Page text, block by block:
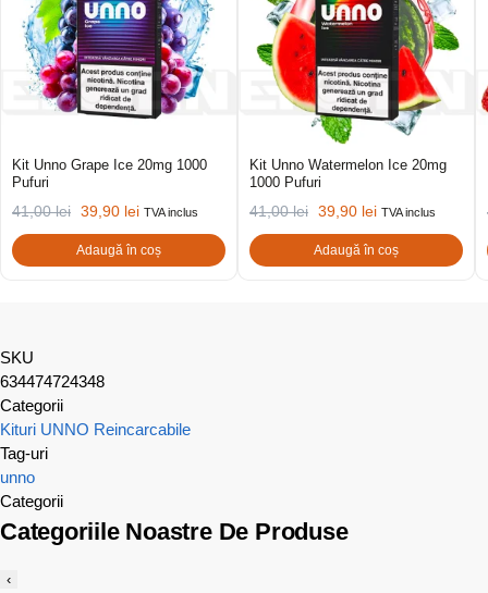
Kit Unno Grape Ice 20mg 1000
Pufuri
41,00lei 39,90 lei TVA inclus
Adaugă în coș
Kit Unno Watermelon Ice 20mg
1000 Pufuri
41,00lei 39,90 lei TVA inclus
Adaugă în coș
SKU
634474724348
Categorii
Kituri UNNO Reincarcabile
Tag-uri
unno
Categorii
Categoriile Noastre De Produse
‹